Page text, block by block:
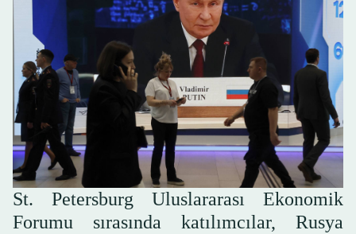
St. Petersburg Uluslararası Ekonomik
Forumu sırasında katılımcılar, Rusya